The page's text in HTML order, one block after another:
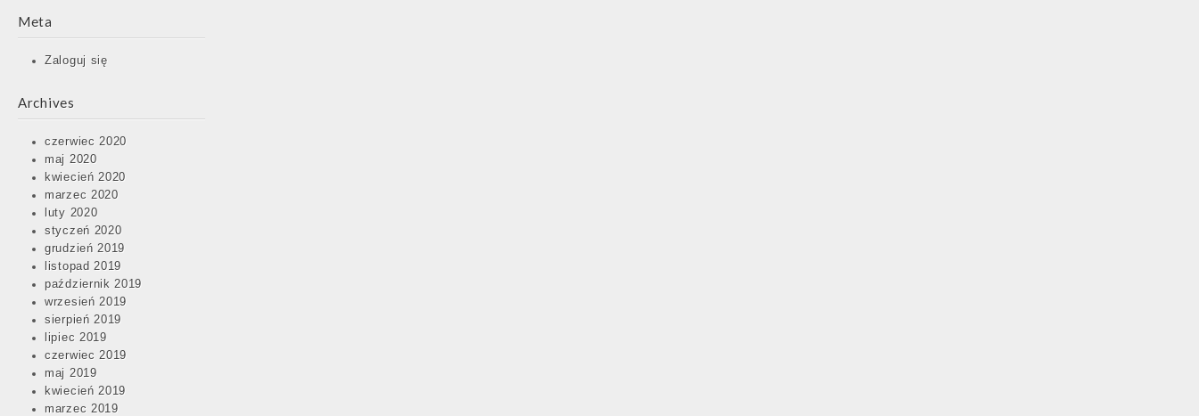
Meta
Zaloguj się
Archives
czerwiec 2020
maj 2020
kwiecień 2020
marzec 2020
luty 2020
styczeń 2020
grudzień 2019
listopad 2019
październik 2019
wrzesień 2019
sierpień 2019
lipiec 2019
czerwiec 2019
maj 2019
kwiecień 2019
marzec 2019